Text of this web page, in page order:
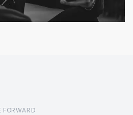
FORWARD